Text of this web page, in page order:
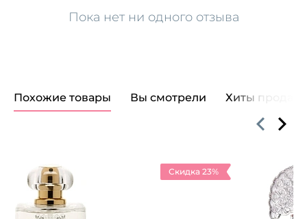
Пока нет ни одного отзыва
Похожие товары Вы смотрели Хиты продаж
Скидка 23%